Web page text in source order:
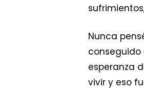
Nunca
conseguido
esperanza
vivir y eso